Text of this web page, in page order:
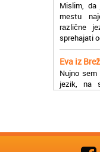
različne
sprehajati
Eva iz
Nujno sem
jezik, na
Uslužni,
samo